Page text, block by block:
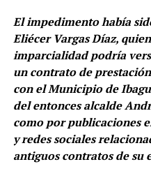
El impedimento había
Eliécer Vargas Díaz,
imparcialidad podría
un contrato de
con el Municipio de
del entonces alcalde
como por publicaciones
y redes sociales
antiguos contratos de su